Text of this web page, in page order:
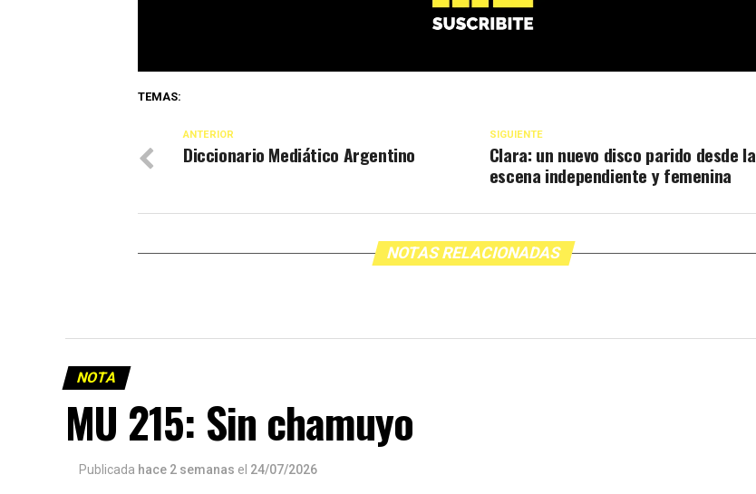
TEMAS:
SIGUIENTE
Clara: un nuevo disco parido desde la
escena independiente y femenina
ANTERIOR
Diccionario Mediático Argentino
NOTAS RELACIONADAS
NOTA
MU 215: Sin chamuyo
Publicada hace 2 semanas el 24/07/2026